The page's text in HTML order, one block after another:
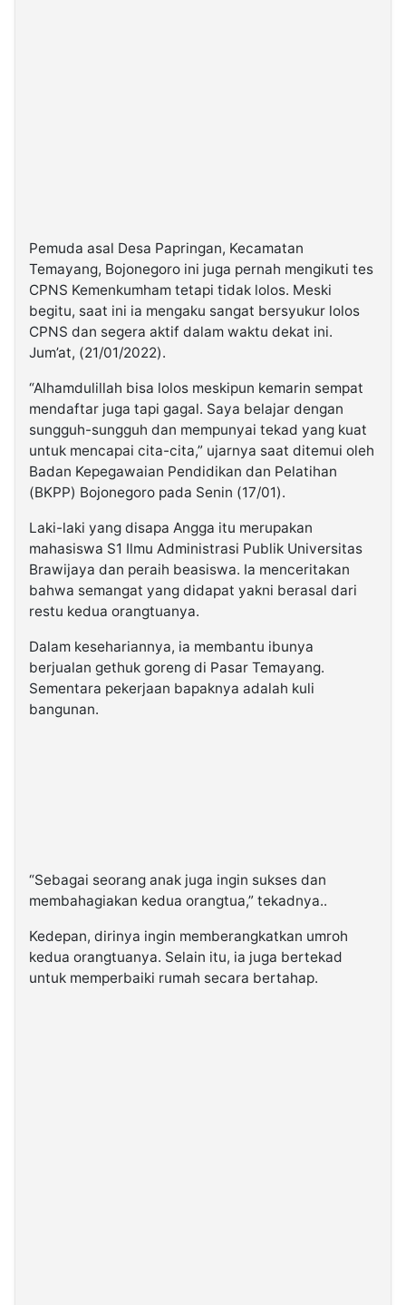
Pemuda asal Desa Papringan, Kecamatan
Temayang, Bojonegoro ini juga pernah mengikuti tes
CPNS Kemenkumham tetapi tidak lolos. Meski
begitu, saat ini ia mengaku sangat bersyukur lolos
CPNS dan segera aktif dalam waktu dekat ini.
Jum’at, (21/01/2022).
“Alhamdulillah bisa lolos meskipun kemarin sempat
mendaftar juga tapi gagal. Saya belajar dengan
sungguh-sungguh dan mempunyai tekad yang kuat
untuk mencapai cita-cita,” ujarnya saat ditemui oleh
Badan Kepegawaian Pendidikan dan Pelatihan
(BKPP) Bojonegoro pada Senin (17/01).
Laki-laki yang disapa Angga itu merupakan
mahasiswa S1 Ilmu Administrasi Publik Universitas
Brawijaya dan peraih beasiswa. Ia menceritakan
bahwa semangat yang didapat yakni berasal dari
restu kedua orangtuanya.
Dalam kesehariannya, ia membantu ibunya
berjualan gethuk goreng di Pasar Temayang.
Sementara pekerjaan bapaknya adalah kuli
bangunan.
“Sebagai seorang anak juga ingin sukses dan
membahagiakan kedua orangtua,” tekadnya..
Kedepan, dirinya ingin memberangkatkan umroh
kedua orangtuanya. Selain itu, ia juga bertekad
untuk memperbaiki rumah secara bertahap.